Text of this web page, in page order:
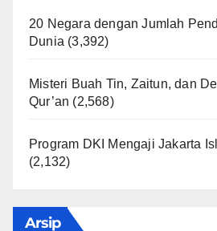
20 Negara dengan Jumlah
Dunia (3,392)
Misteri Buah Tin, Zaitun, dan
Qur’an (2,568)
Program DKI Mengaji Jakarta
(2,132)
Arsip